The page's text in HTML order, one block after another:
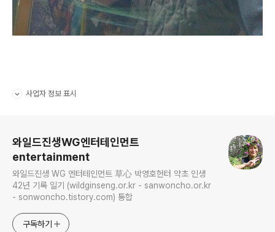
사업자 정보 표시
와일드진생WG엔터테인먼트
entertainment
와일드진생 WG 엔터테인먼트 草心 박영호헌터 약초 인생
42년 기록 일기 (wildginseng.or.kr - sanwoncho.or.kr
- sonwoncho.tistory.com) 통합
구독하기